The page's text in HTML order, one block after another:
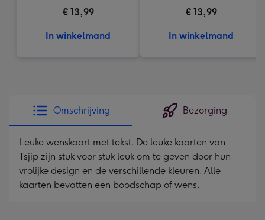
€ 13,99
In winkelmand
€ 13,99
In winkelmand
Omschrijving Bezorging
Leuke wenskaart met tekst. De leuke kaarten van
Tsjip zijn stuk voor stuk leuk om te geven door hun
vrolijke design en de verschillende kleuren. Alle
kaarten bevatten een boodschap of wens.